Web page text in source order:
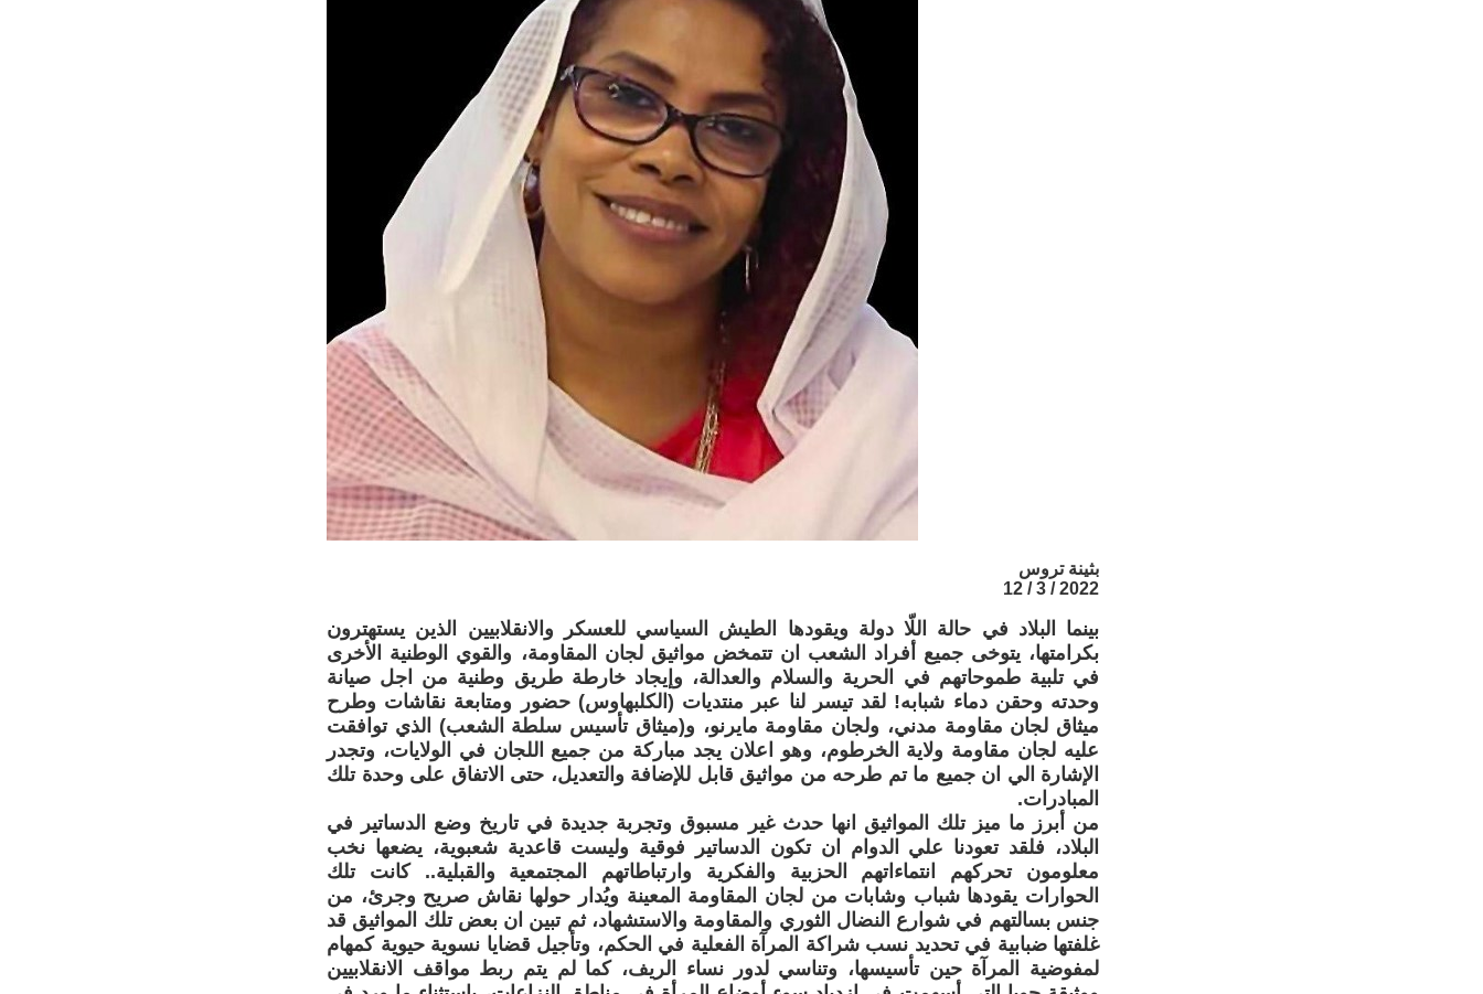
بثينة تروس
2022 / 3 / 12
بينما البلاد في حالة اللّا دولة ويقودها الطيش السياسي للعسكر والانقلابيين الذين يستهترون
بكرامتها، يتوخى جميع أفراد الشعب ان تتمخض مواثيق لجان المقاومة، والقوي الوطنية الأخرى
في تلبية طموحاتهم في الحرية والسلام والعدالة، وإيجاد خارطة طريق وطنية من اجل صيانة
وحدته وحقن دماء شبابه! لقد تيسر لنا عبر منتديات (الكلبهاوس) حضور ومتابعة نقاشات وطرح
ميثاق لجان مقاومة مدني، ولجان مقاومة مايرنو، و(ميثاق تأسيس سلطة الشعب) الذي توافقت
عليه لجان مقاومة ولاية الخرطوم، وهو اعلان يجد مباركة من جميع اللجان في الولايات، وتجدر
الإشارة الي ان جميع ما تم طرحه من مواثيق قابل للإضافة والتعديل، حتى الاتفاق على وحدة تلك
المبادرات.
من أبرز ما ميز تلك المواثيق انها حدث غير مسبوق وتجربة جديدة في تاريخ وضع الدساتير في
البلاد، فلقد تعودنا علي الدوام ان تكون الدساتير فوقية وليست قاعدية شعبوية، يضعها نخب
معلومون تحركهم انتماءاتهم الحزبية والفكرية وارتباطاتهم المجتمعية والقبلية.. كانت تلك
الحوارات يقودها شباب وشابات من لجان المقاومة المعينة ويُدار حولها نقاش صريح وجرئ، من
جنس بسالتهم في شوارع النضال الثوري والمقاومة والاستشهاد، ثم تبين ان بعض تلك المواثيق قد
غلفتها ضبابية في تحديد نسب شراكة المرآة الفعلية في الحكم، وتأجيل قضايا نسوية حيوية كمهام
لمفوضية المرآة حين تأسيسها، وتناسي لدور نساء الريف، كما لم يتم ربط مواقف الانقلابيين